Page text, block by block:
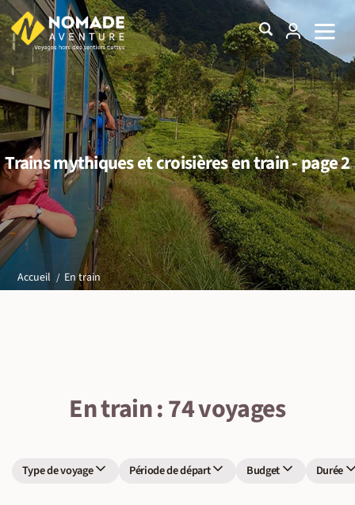
Trains mythiques et croisières en train - page 2
Accueil En train
En train : 74 voyages
Type de voyage Période de départ Budget Durée